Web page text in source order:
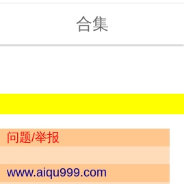
合集
问题/举报
www.aiqu999.com